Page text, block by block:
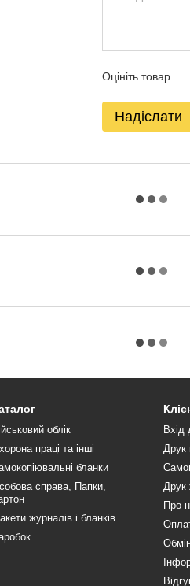
Оцініть товар
Надіслати
облік
праці та інші
бланки
справа, Папки,
журналів і бланків
Вхід
Друк
Друк
Про